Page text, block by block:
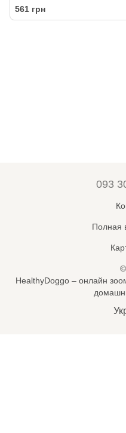
поедания "Цветок" для собак
(20 x 5.5)
561 грн
093
Полная
HealthyDoggo – онлайн